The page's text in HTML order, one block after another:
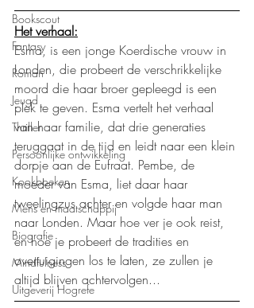
Bookscout
Fantasy
Roman
Jeugd
Thriller
Persoonlijke ontwikkeling
Kookboeken
Mens en maatschappij
Biografie
Mindfulness
Uitgeverij Hogrefe
Het verhaal:
Esma, is een jonge Koerdische vrouw in
Londen, die probeert de verschrikkelijke
moord die haar broer gepleegd is een
plek te geven. Esma vertelt het verhaal
van haar familie, dat drie generaties
teruggaat in de tijd en leidt naar een klein
dorpje aan de Eufraat. Pembe, de
moeder van Esma, liet daar haar
tweelingzus achter en volgde haar man
naar Londen. Maar hoe ver je ook reist,
en hoe je probeert de tradities en
overtuigingen los te laten, ze zullen je
altijd blijven achtervolgen...